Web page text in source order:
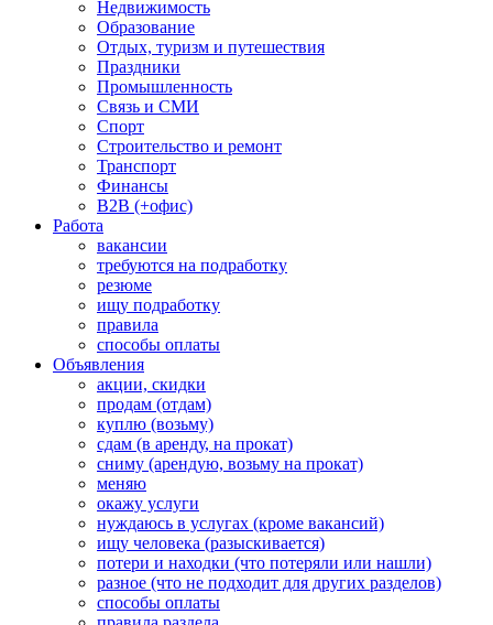
Недвижимость
Образование
Отдых, туризм и путешествия
Праздники
Промышленность
Связь и СМИ
Спорт
Строительство и ремонт
Транспорт
Финансы
B2B (+офис)
Работа
вакансии
требуются на подработку
резюме
ищу подработку
правила
способы оплаты
Объявления
акции, скидки
продам (отдам)
куплю (возьму)
сдам (в аренду, на прокат)
сниму (арендую, возьму на прокат)
меняю
окажу услуги
нуждаюсь в услугах (кроме вакансий)
ищу человека (разыскивается)
потери и находки (что потеряли или нашли)
разное (что не подходит для других разделов)
способы оплаты